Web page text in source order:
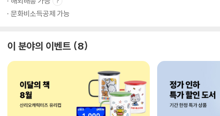
문화비소득공제 가능
이 분야의 이벤트 8